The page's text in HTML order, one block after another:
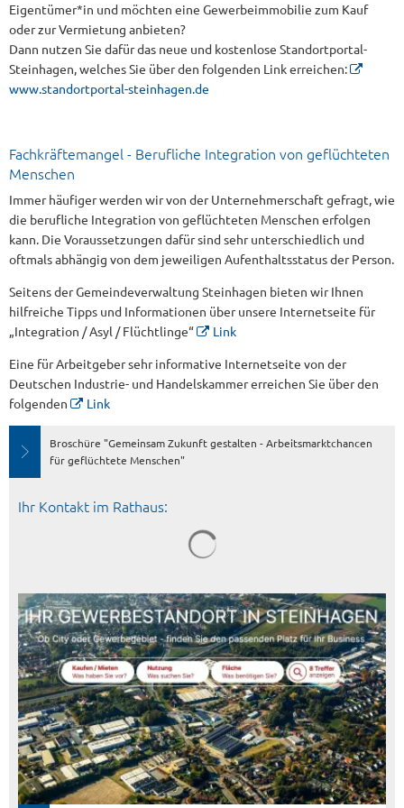
Eigentümer*in und möchten eine Gewerbeimmobilie zum Kauf
oder zur Vermietung anbieten?
Dann nutzen Sie dafür das neue und kostenlose Standortportal-
Steinhagen, welches Sie über den folgenden Link erreichen:
www.standortportal-steinhagen.de
Fachkräftemangel - Berufliche Integration von geflüchteten
Menschen
Immer häufiger werden wir von der Unternehmerschaft gefragt, wie
die berufliche Integration von geflüchteten Menschen erfolgen
kann. Die Voraussetzungen dafür sind sehr unterschiedlich und
oftmals abhängig von dem jeweiligen Aufenthaltsstatus der Person.
Seitens der Gemeindeverwaltung Steinhagen bieten wir Ihnen
hilfreiche Tipps und Informationen über unsere Internetseite für
„Integration / Asyl / Flüchtlinge“
Link
Eine für Arbeitgeber sehr informative Internetseite von der
Deutschen Industrie- und Handelskammer erreichen Sie über den
folgenden
Link
Broschüre "Gemeinsam Zukunft gestalten - Arbeitsmarktchancen
für geflüchtete Menschen"
Ihr Kontakt im Rathaus: